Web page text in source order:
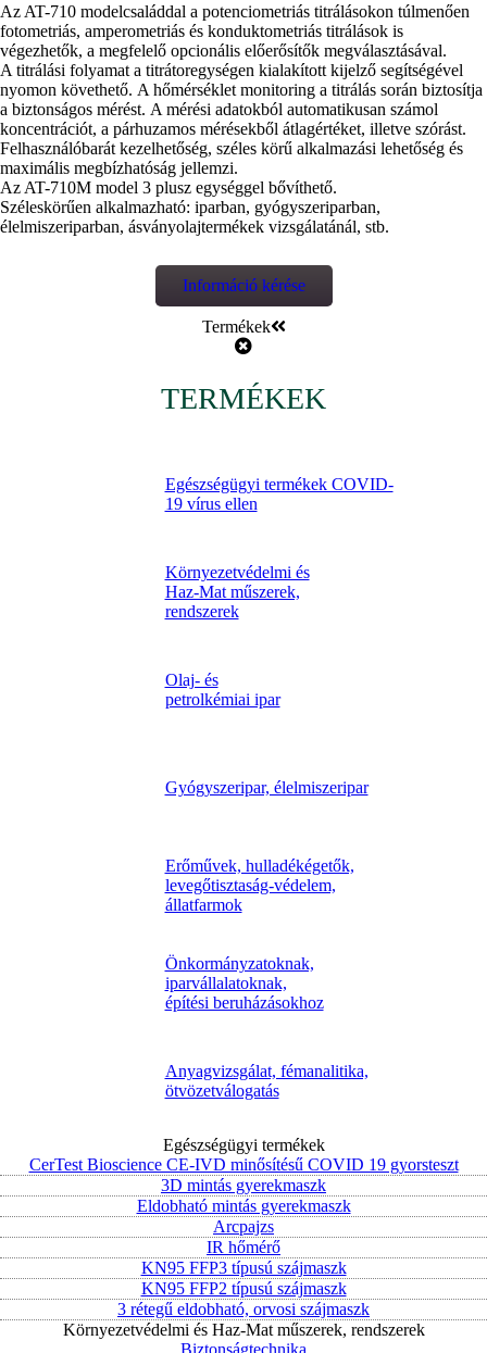
Az AT-710 modelcsaláddal a potenciometriás titrálásokon túlmenően
fotometriás, amperometriás és konduktometriás titrálások is
végezhetők, a megfelelő opcionális előerősítők megválasztásával.
A titrálási folyamat a titrátoregységen kialakított kijelző segítségével
nyomon követhető. A hőmérséklet monitoring a titrálás során biztosítja
a biztonságos mérést. A mérési adatokból automatikusan számol
koncentrációt, a párhuzamos mérésekből átlagértéket, illetve szórást.
Felhasználóbarát kezelhetőség, széles körű alkalmazási lehetőség és
maximális megbízhatóság jellemzi.
Az AT-710M model 3 plusz egységgel bővíthető.
Széleskörűen alkalmazható: iparban, gyógyszeriparban,
élelmiszeriparban, ásványolajtermékek vizsgálatánál, stb.
Információ kérése
Termékek
TERMÉKEK
Egészségügyi termékek COVID-
19 vírus ellen
Környezetvédelmi és
Haz-Mat műszerek,
rendszerek
Olaj- és
petrolkémiai ipar
Gyógyszeripar, élelmiszeripar
Erőművek, hulladékégetők,
levegőtisztaság-védelem,
állatfarmok
Önkormányzatoknak,
iparvállalatoknak,
építési beruházásokhoz
Anyagvizsgálat, fémanalitika,
ötvözetválogatás
Egészségügyi termékek
CerTest Bioscience CE-IVD minősítésű COVID 19 gyorsteszt
3D mintás gyerekmaszk
Eldobható mintás gyerekmaszk
Arcpajzs
IR hőmérő
KN95 FFP3 típusú szájmaszk
KN95 FFP2 típusú szájmaszk
3 rétegű eldobható, orvosi szájmaszk
Környezetvédelmi és Haz-Mat műszerek, rendszerek
Biztonságtechnika